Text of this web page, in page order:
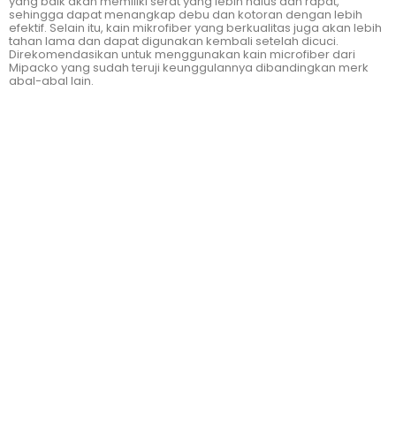
sehingga dapat menangkap debu dan kotoran dengan lebih
efektif. Selain itu, kain mikrofiber yang berkualitas juga akan lebih
tahan lama dan dapat digunakan kembali setelah dicuci.
Direkomendasikan untuk menggunakan kain microfiber dari
Mipacko yang sudah teruji keunggulannya dibandingkan merk
abal-abal lain.